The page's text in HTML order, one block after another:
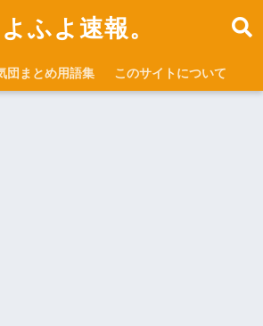
ふよ速報。
団まとめ用語集 このサイトについて